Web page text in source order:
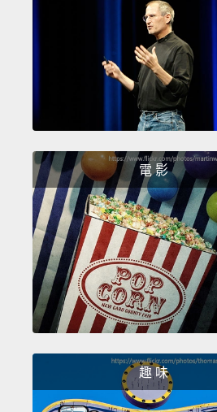
電 影
趣 味